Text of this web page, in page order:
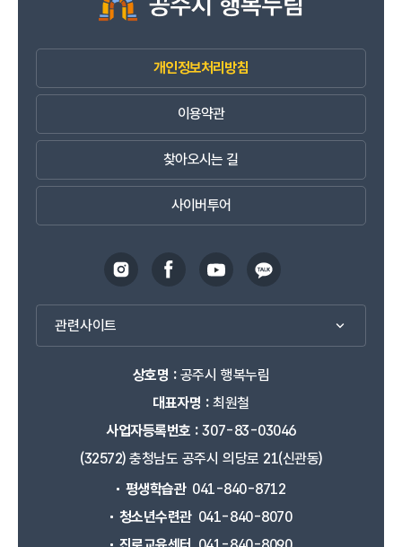
개인정보처리방침
이용약관
찾아오시는 길
사이버투어
관련사이트
상호명 :공주시 행복누림
대표자명 :최원철
사업자등록번호 :307-83-03046
(32572) 충청남도 공주시 의당로 21(신관동)
평생학습관 041-840-8712
청소년수련관 041-840-8070